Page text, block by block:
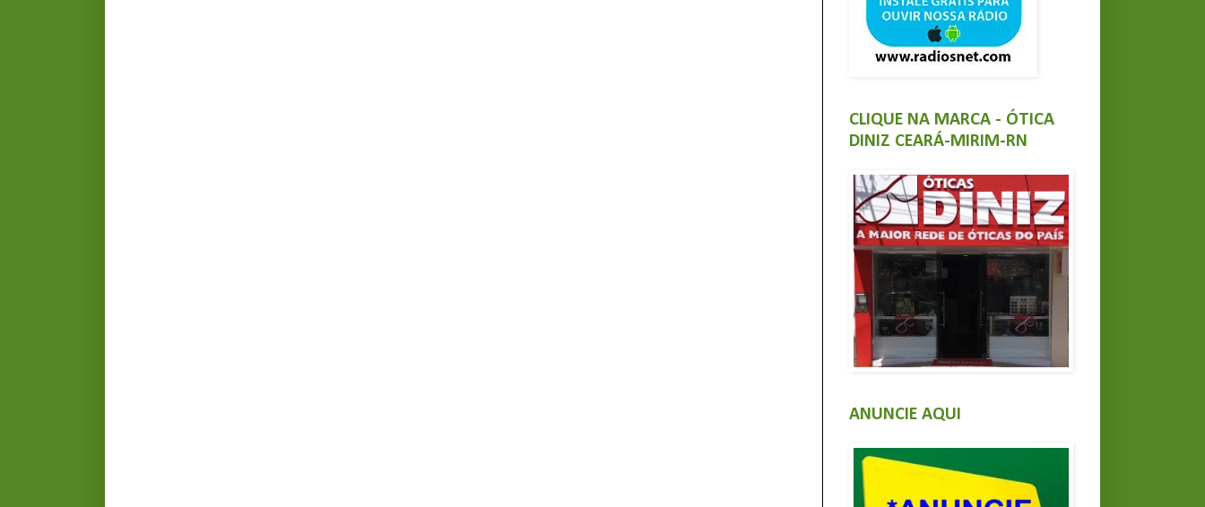
CLIQUE NA MARCA - ÓTICA
DINIZ CEARÁ-MIRIM-RN
ANUNCIE AQUI